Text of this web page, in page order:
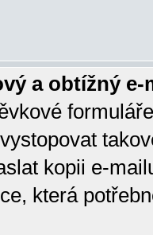
a obtížný
kopii e-
která